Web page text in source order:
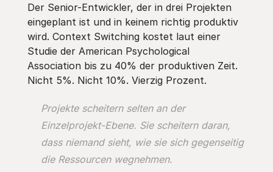
Der Senior-Entwickler, der in drei Projekten
eingeplant ist und in keinem richtig produktiv
wird. Context Switching kostet laut einer
Studie der American Psychological
Association bis zu 40% der produktiven Zeit.
Nicht 5%. Nicht 10%. Vierzig Prozent.
Projekte scheitern selten an der
Einzelprojekt-Ebene. Sie scheitern daran,
dass niemand sieht, wie sie sich gegenseitig
die Ressourcen wegnehmen.